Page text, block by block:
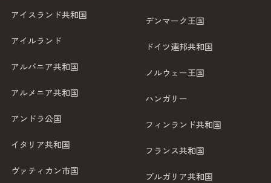
アイスランド共和国
アイルランド
アルバニア共和国
アルメニア共和国
アンドラ公国
イタリア共和国
ヴァティカン市国
デンマーク王国
ドイツ連邦共和国
ノルウェー王国
ハンガリー
フィンランド共和国
フランス共和国
ブルガリア共和国